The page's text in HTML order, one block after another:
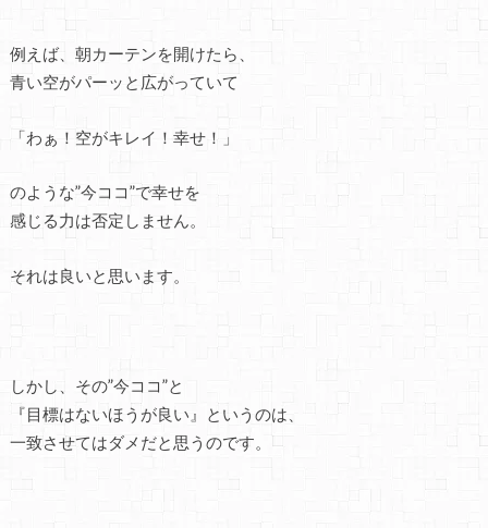
例えば、朝カーテンを開けたら、
青い空がパーッと広がっていて
「わぁ！空がキレイ！幸せ！」
のような”今ココ”で幸せを
感じる力は否定しません。
それは良いと思います。
しかし、その”今ココ”と
『目標はないほうが良い』というのは、
一致させてはダメだと思うのです。